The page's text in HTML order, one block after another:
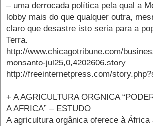
– uma derrocada política pela qual a
lobby mais do que qualquer outra,
claro que desastre isto seria para a
Terra.
http://www.chicagotribune.com/
monsanto-jul25,0,4202606.story
http://freeinternetpress.com/
+ A AGRICULTURA ORGNICA
A AFRICA” – ESTUDO
A agricultura orgânica oferece à África